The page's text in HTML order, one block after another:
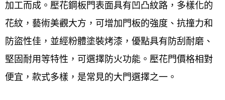
加工而成。壓花鋼板門表面具有凹凸紋路，多樣化的
花紋，藝術美觀大方，可增加門板的強度、抗撞力和
防盜性佳，並經粉體塗裝烤漆，優點具有防刮耐磨、
堅固耐用等特性，可選擇防火功能。壓花門價格相對
便宜，款式多樣，是常見的大門選擇之一。